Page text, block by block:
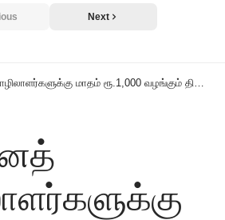
Next
மாதம் ரூ.1,000 வழங்கும் திட்டம்: வழிகாட்டுதல்கள் வெளியீடு